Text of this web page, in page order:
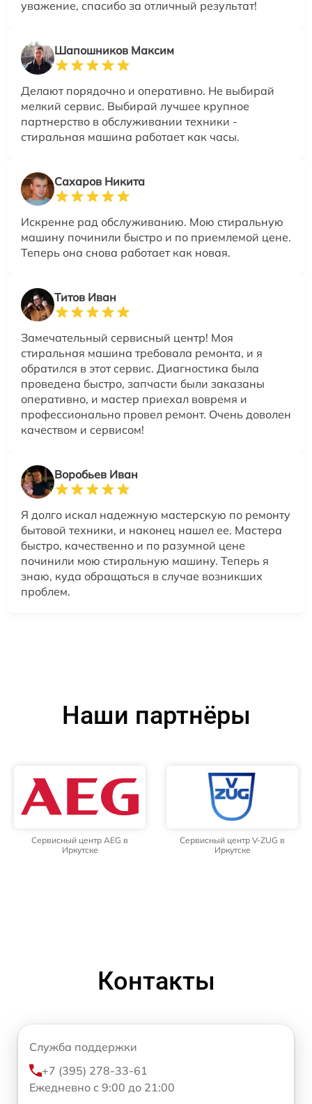
уважение, спасибо за отличный результат!
Шапошников Максим
Делают порядочно и оперативно. Не выбирай
мелкий сервис. Выбирай лучшее крупное
партнерство в обслуживании техники -
стиральная машина работает как часы.
Сахаров Никита
Искренне рад обслуживанию. Мою стиральную
машину починили быстро и по приемлемой цене.
Теперь она снова работает как новая.
Титов Иван
Замечательный сервисный центр! Моя
стиральная машина требовала ремонта, и я
обратился в этот сервис. Диагностика была
проведена быстро, запчасти были заказаны
оперативно, и мастер приехал вовремя и
профессионально провел ремонт. Очень доволен
качеством и сервисом!
Воробьев Иван
Я долго искал надежную мастерскую по ремонту
бытовой техники, и наконец нашел ее. Мастера
быстро, качественно и по разумной цене
починили мою стиральную машину. Теперь я
знаю, куда обращаться в случае возникших
проблем.
Наши партнёры
Сервисный центр AEG в
Иркутске
Сервисный центр V-ZUG в
Иркутске
Контакты
Служба поддержки
+7 (395) 278-33-61
Ежедневно с 9:00 до 21:00